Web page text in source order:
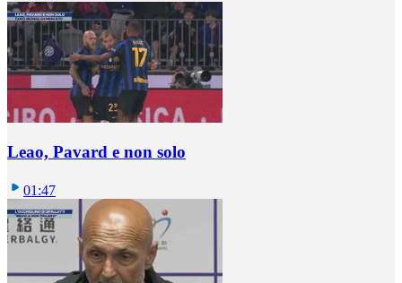
Leao, Pavard e non solo
01:47